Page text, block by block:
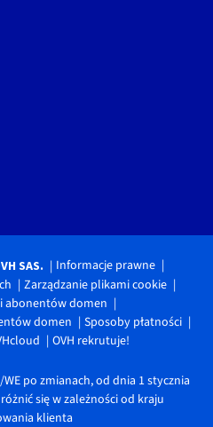
SAS.
Informacje prawne
Zarządzanie plikami cookie
abonentów domen
domen
Sposoby płatności
OVH rekrutuje!
po zmianach, od dnia 1 stycznia
się w zależności od kraju
klienta